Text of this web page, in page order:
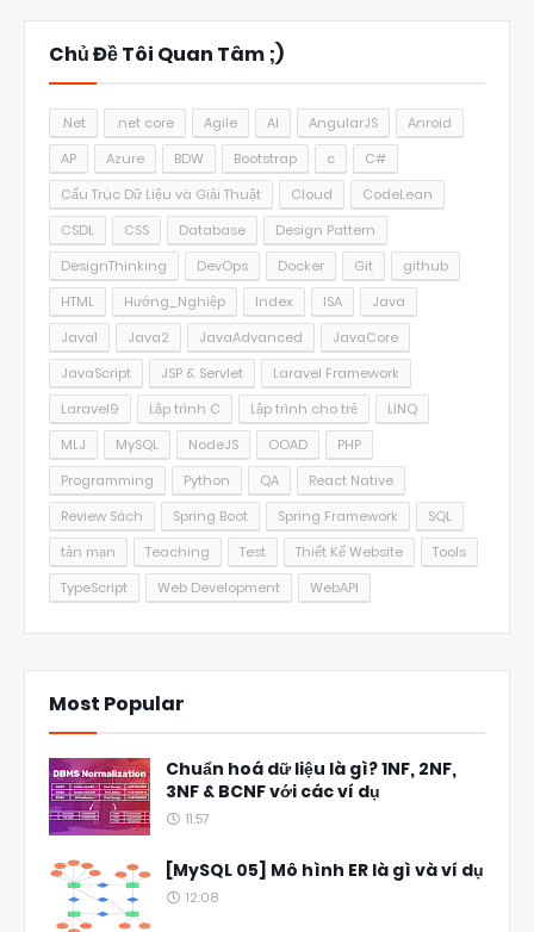
Chủ Đề Tôi Quan Tâm ;)
.Net .net core Agile AI AngularJS
Anroid
AP
Azure BDW Bootstrap c
C#
Cấu Trúc Dữ Liệu và Giải Thuật
Cloud
CodeLean
CSDL
CSS Database
Design Pattern
DesignThinking
DevOps Docker Git
github
HTML
Hướng_Nghiệp Index ISA
Java
Java1
Java2 JavaAdvanced
JavaCore
JavaScript
JSP & Servlet
Laravel Framework
Laravel9
Lập trình C Lập trình cho trẻ
LINQ
MLJ
MySQL NodeJS OOAD
PHP
Programming
Python QA
React Native
Review Sách
Spring Boot Spring Framework
SQL
tản mạn
Teaching Test Thiết Kế Website
Tools
TypeScript
Web Development WebAPI
Most Popular
Chuẩn hoá dữ liệu là gì? 1NF, 2NF,
3NF & BCNF với các ví dụ
11:57
[MySQL 05] Mô hình ER là gì và ví dụ
12:08